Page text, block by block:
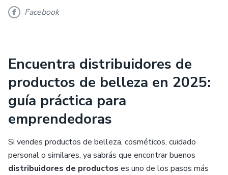
Facebook
Encuentra distribuidores de
productos de belleza en 2025:
guía práctica para
emprendedoras
Si vendes productos de belleza, cosméticos, cuidado
personal o similares, ya sabrás que encontrar buenos
distribuidores de productos es uno de los pasos más